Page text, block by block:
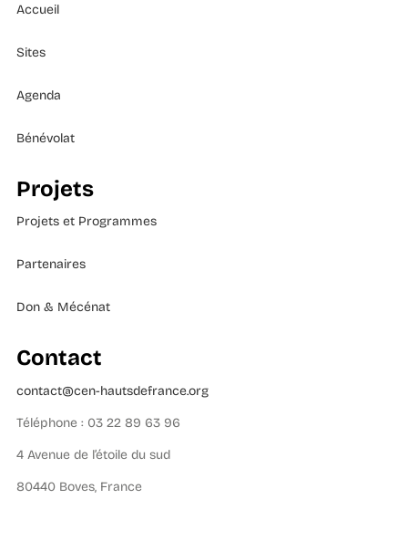
Accueil
Sites
Agenda
Bénévolat
Projets
Projets et Programmes
Partenaires
Don & Mécénat
Contact
contact@cen-hautsdefrance.org
Téléphone : 03 22 89 63 96
4 Avenue de l’étoile du sud
80440 Boves, France